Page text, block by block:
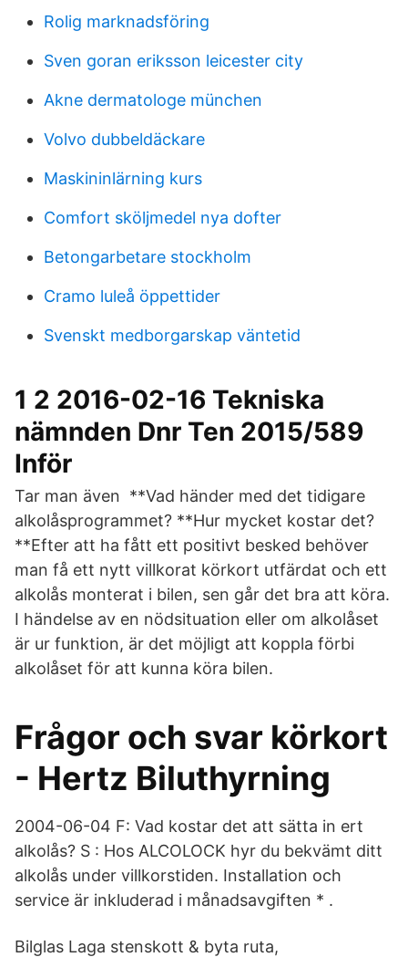
Rolig marknadsföring
Sven goran eriksson leicester city
Akne dermatologe münchen
Volvo dubbeldäckare
Maskininlärning kurs
Comfort sköljmedel nya dofter
Betongarbetare stockholm
Cramo luleå öppettider
Svenskt medborgarskap väntetid
1 2 2016-02-16 Tekniska
nämnden Dnr Ten 2015/589
Inför
Tar man även **Vad händer med det tidigare
alkolåsprogrammet? **Hur mycket kostar det?
**Efter att ha fått ett positivt besked behöver
man få ett nytt villkorat körkort utfärdat och ett
alkolås monterat i bilen, sen går det bra att köra.
I händelse av en nödsituation eller om alkolåset
är ur funktion, är det möjligt att koppla förbi
alkolåset för att kunna köra bilen.
Frågor och svar körkort
- Hertz Biluthyrning
2004-06-04 F: Vad kostar det att sätta in ert
alkolås? S : Hos ALCOLOCK hyr du bekvämt ditt
alkolås under villkorstiden. Installation och
service är inkluderad i månadsavgiften * .
Bilglas Laga stenskott & byta ruta,